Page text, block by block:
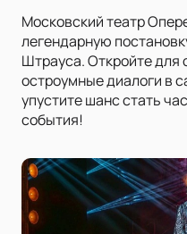
Московский театр
легендарную
Штрауса. Откройте для
остроумные диалоги в
упустите шанс стать
события!